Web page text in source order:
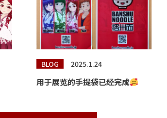
BLOG 2025.1.24
用于展览的手提袋已经完成